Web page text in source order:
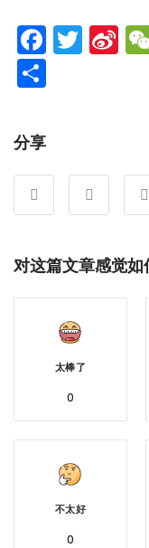
分享
对这篇文章感觉如
太棒了
0
不太好
0